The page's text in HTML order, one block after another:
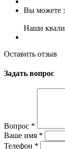
Вы можете
Наши
Оставить отзыв
Задать вопрос
Вопрос *
Ваше имя *
Телефон *